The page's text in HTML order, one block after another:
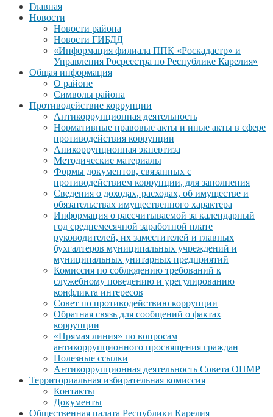
Главная
Новости
Новости района
Новости ГИБДД
«Информация филиала ППК «Роскадастр» и
Управления Росреестра по Республике Карелия»
Общая информация
О районе
Символы района
Противодействие коррупции
Антикоррупционная деятельность
Нормативные правовые акты и иные акты в сфере
противодействия коррупции
Аникоррупционная экпертиза
Методические материалы
Формы документов, связанных с
противодействием коррупции, для заполнения
Сведения о доходах, расходах, об имуществе и
обязательствах имущественного характера
Информация о рассчитываемой за календарный
год среднемесячной заработной плате
руководителей, их заместителей и главных
бухгалтеров муниципальных учреждений и
муниципальных унитарных предприятий
Комиссия по соблюдению требований к
служебному поведению и урегулированию
конфликта интересов
Совет по противодействию коррупции
Обратная связь для сообщений о фактах
коррупции
«Прямая линия» по вопросам
антикоррупционного просвящения граждан
Полезные ссылки
Антикоррупционная деятельность Совета ОНМР
Территориальная избирательная комиссия
Контакты
Документы
Общественная палата Республики Карелия